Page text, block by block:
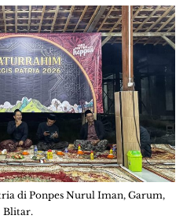
di Ponpes Nurul Iman, Garum,
Blitar.